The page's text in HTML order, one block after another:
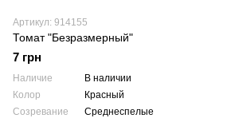
Артикул: 914155
Томат "Безразмерный"
7 грн
Наличие
В наличии
Колор
Красный
Созревание
Среднеспелые